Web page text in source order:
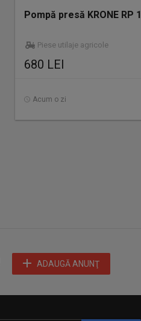
Pompă presă KRONE RP
Piese utilaje agricole
680 LEI
Acum o zi
ADAUGĂ ANUNŢ